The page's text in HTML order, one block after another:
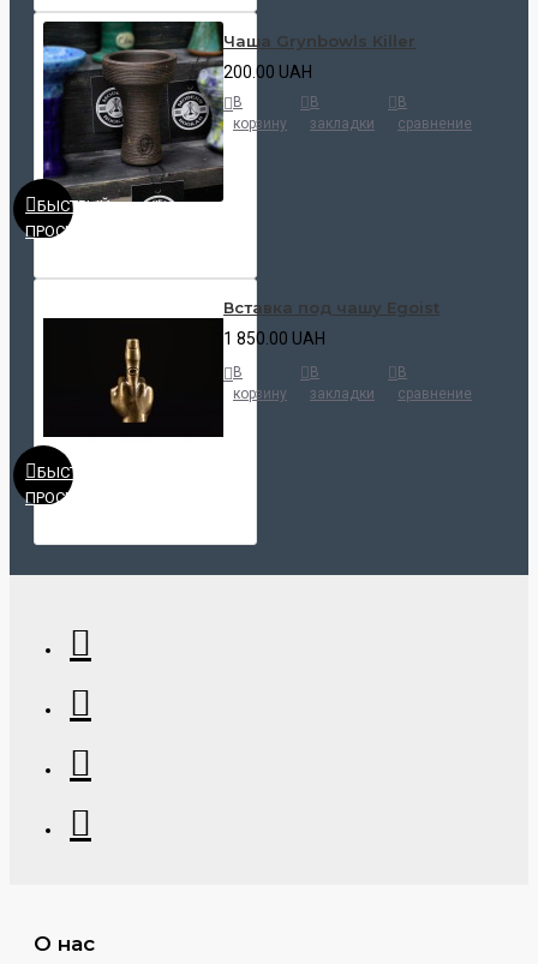
БЫСТРЫЙ
ПРОСМОТР
Чаша Grynbowls Killer
200.00 UAH
В
корзину
В
закладки
В
сравнение
БЫСТРЫЙ
ПРОСМОТР
Вставка под чашу Egoist
1 850.00 UAH
В
корзину
В
закладки
В
сравнение
О нас